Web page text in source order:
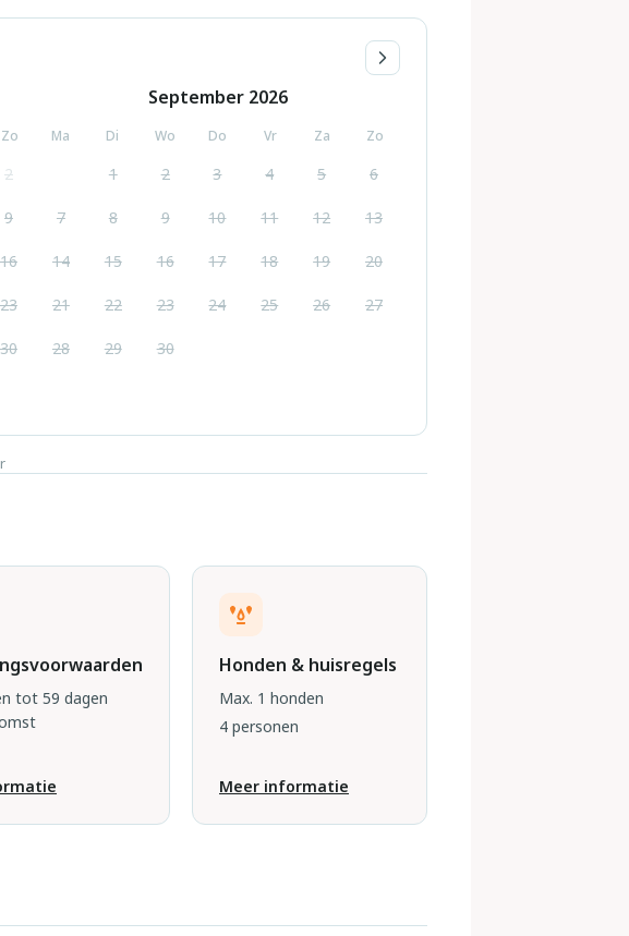
Zo
2
9
16
23
30
September 2026
Ma Di Wo Do Vr Za Zo
1 2 3 4 5 6
7 8 9 10 11 12 13
14 15 16 17 18 19 20
21 22 23 24 25 26 27
28 29 30
tot 59 dagen
Honden & huisregels
Max. 1 honden
4 personen
Meer informatie